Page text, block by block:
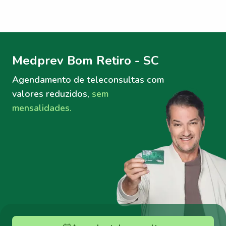
Medprev Bom Retiro - SC
Agendamento de teleconsultas com
valores reduzidos, sem
mensalidades.